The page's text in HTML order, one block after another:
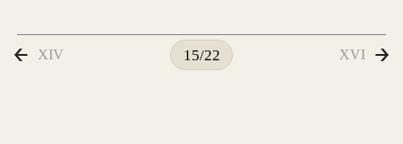
XIV 15/22 XVI